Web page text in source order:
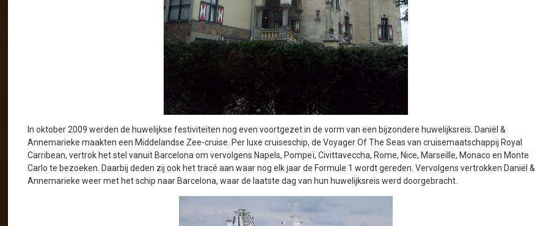
In oktober 2009 werden de huwelijkse festiviteiten nog even voortgezet in de vorm van een bijzondere huwelijksreis. Daniël &
Annemarieke maakten een Middelandse Zee-cruise. Per luxe cruiseschip, de Voyager Of The Seas van cruisemaatschappij Royal
Carribean, vertrok het stel vanuit Barcelona om vervolgens Napels, Pompeï, Civittaveccha, Rome, Nice, Marseille, Monaco en Monte
Carlo te bezoeken. Daarbij deden zij ook het tracé aan waar nog elk jaar de Formule 1 wordt gereden. Vervolgens vertrokken Daniël &
Annemarieke weer met het schip naar Barcelona, waar de laatste dag van hun huwelijksreis werd doorgebracht.